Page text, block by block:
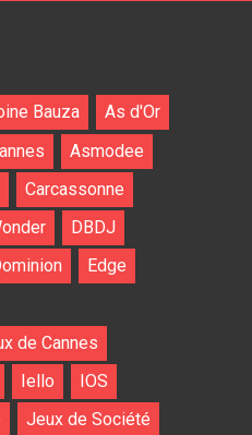
Bauza
As d'Or
Asmodee
Carcassonne
DBDJ
Edge
de Cannes
Iello
IOS
Jeux de Société